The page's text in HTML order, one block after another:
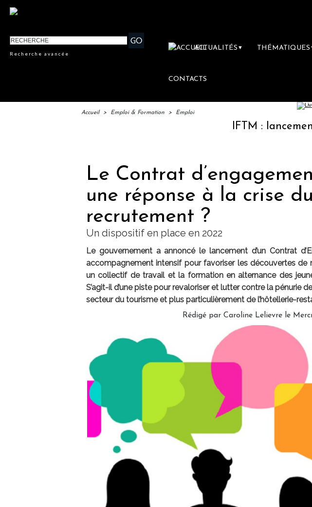
Recherche avancée
ACTUALITÉS ▼ THÉMATIQUES
CONTACTS
Accueil > Emploi & Formation > Emploi
IFTM : lancement des
Le Contrat
une réponse à la crise du
recrutement ?
Un dispositif en place en 2022
Le gouvernement a annoncé le lancement d’un Contrat
accompagnement intensif pour favoriser les découvertes de
un collectif de travail et la formation en alternance des
S’agit-il d’une piste pour revaloriser et lutter contre la pénurie
secteur du tourisme et plus particulièrement de l’hôtellerie-
Rédigé par Caroline Lelievre le